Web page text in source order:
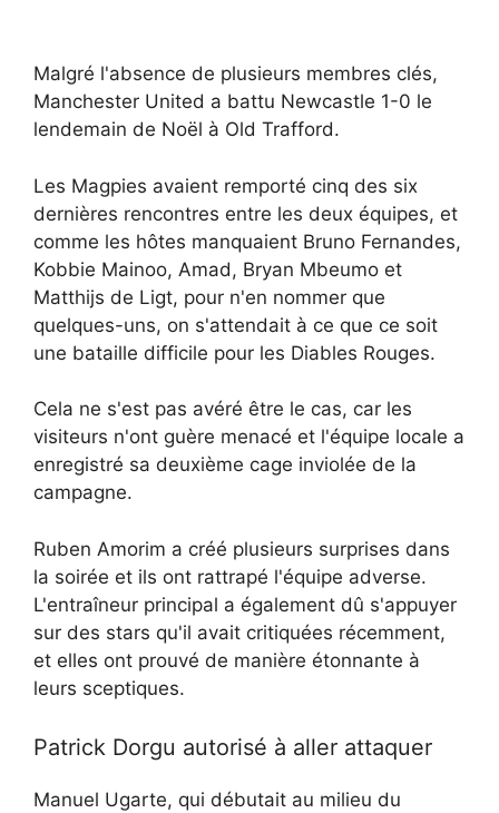
Malgré l'absence de plusieurs membres clés,
Manchester United a battu Newcastle 1-0 le
lendemain de Noël à Old Trafford.
Les Magpies avaient remporté cinq des six
dernières rencontres entre les deux équipes, et
comme les hôtes manquaient Bruno Fernandes,
Kobbie Mainoo, Amad, Bryan Mbeumo et
Matthijs de Ligt, pour n'en nommer que
quelques-uns, on s'attendait à ce que ce soit
une bataille difficile pour les Diables Rouges.
Cela ne s'est pas avéré être le cas, car les
visiteurs n'ont guère menacé et l'équipe locale a
enregistré sa deuxième cage inviolée de la
campagne.
Ruben Amorim a créé plusieurs surprises dans
la soirée et ils ont rattrapé l'équipe adverse.
L'entraîneur principal a également dû s'appuyer
sur des stars qu'il avait critiquées récemment,
et elles ont prouvé de manière étonnante à
leurs sceptiques.
Patrick Dorgu autorisé à aller attaquer
Manuel Ugarte, qui débutait au milieu du